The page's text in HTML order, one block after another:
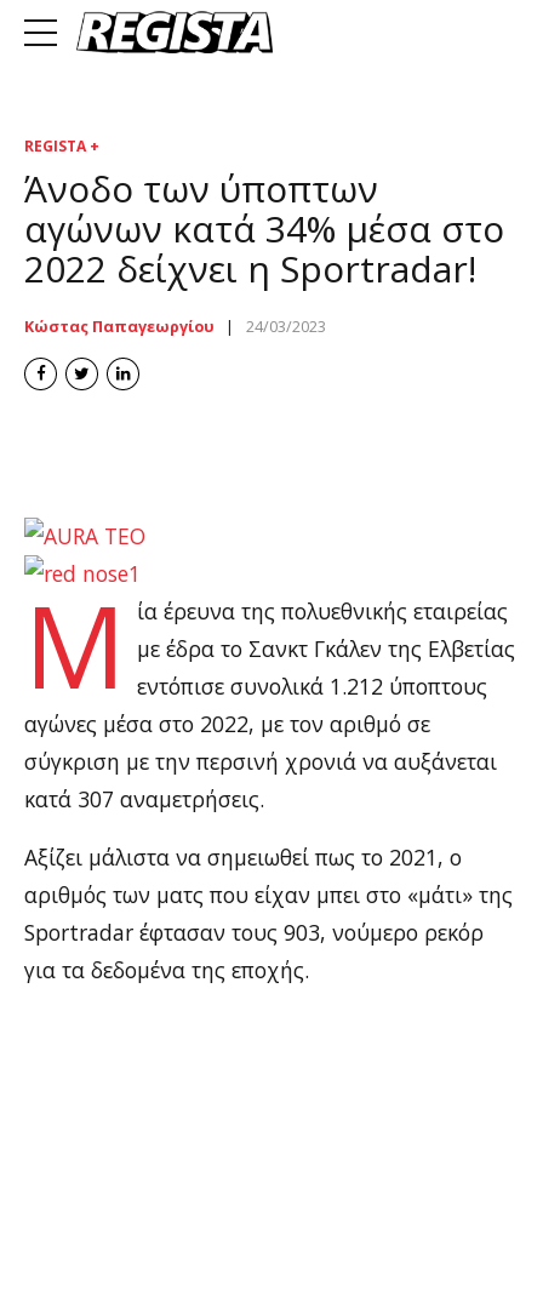
REGISTA +
Άνοδο των ύποπτων
αγώνων κατά 34% μέσα στο
2022 δείχνει η Sportradar!
Κώστας Παπαγεωργίου 24/03/2023
Μ
ία έρευνα της πολυεθνικής εταιρείας
με έδρα το Σανκτ Γκάλεν της Ελβετίας
εντόπισε συνολικά 1.212 ύποπτους
αγώνες μέσα στο 2022, με τον αριθμό σε
σύγκριση με την περσινή χρονιά να αυξάνεται
κατά 307 αναμετρήσεις.
Αξίζει μάλιστα να σημειωθεί πως το 2021, ο
αριθμός των ματς που είχαν μπει στο «μάτι» της
Sportradar έφτασαν τους 903, νούμερο ρεκόρ
για τα δεδομένα της εποχής.